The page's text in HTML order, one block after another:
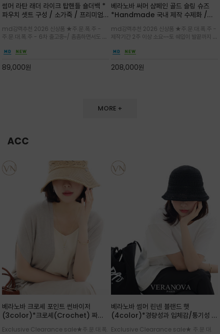
썸머 라탄 래더 라이크 탑핸들 숄더백 *
파우치 셋트 구성 / 소가죽 / 프리미엄
라이크 배색이 조화롭게 어우러진 탑핸
들 숄더백
md강력추천 2026 신상품 ★주.문.폭.주 -
주.문.대.폭.주 - 6차 출고중~/ 촘촘하면서도 입
만들며 부드러운 곡선의 바스켓 실루엣에 넉넉한
양한 연출이
89,000원
베라노바 써머 샴페인 골드 슬링 슈즈
*Handmade 국내 제작 수제화 /은
스럽게 밝혀주는 슬링백 플랫슈
md강력추천 2026 신상품 ★주.문.대.폭.주 -
제작기간 2주 이상 소요~~토 쉐입이 발끝까지 세
끔한 디자인과 베이직한 컬러감으로 높은 활용도
일까지 두루 잘 어울리는 활2
208,000원
MORE +
ACC
베라노바 크로셰 포인트 썬바이저
(3color)*크로셰(Crochet) 짜임
Exclusive Clearance sale★주.문.대.폭.
베라노바 썸머 린넨 블랜드 햇
(4color)*경량성과 입체감/통기성 좋
Exclusive Clearance sale★ 주.문.대.